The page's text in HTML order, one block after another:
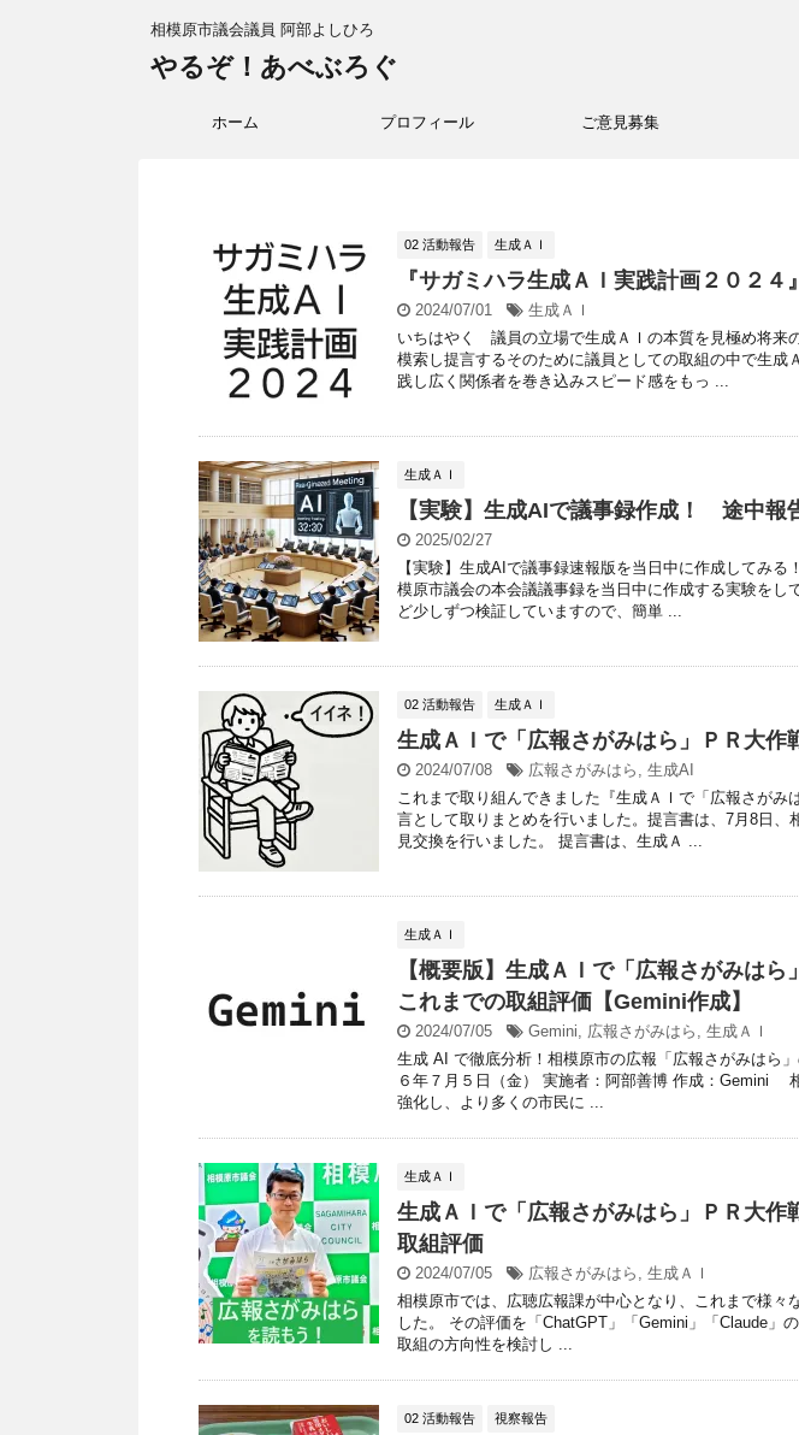
相模原市議会議員 阿部よしひろ
やるぞ！あべぶろぐ
ホーム プロフィール ご意見募集
02 活動報告 生成ＡＩ
『サガミハラ生成ＡＩ実践計画２０２４
2024/07/01
生成ＡＩ
いちはやく 議員の立場で生成ＡＩの本質を見極め将来
模索し提言するそのために議員としての取組の中で生成
践し広く関係者を巻き込みスピード感をもっ ...
生成ＡＩ
【実験】生成AIで議事録作成！ 途中報
2025/02/27
【実験】生成AIで議事録速報版を当日中に作成して
模原市議会の本会議議事録を当日中に作成する実験を
ど少しずつ検証していますので、簡単 ...
02 活動報告 生成ＡＩ
生成ＡＩで「広報さがみはら」ＰＲ大
2024/07/08 広報さがみはら , 生成AI
これまで取り組んできました『生成ＡＩで「広報さがみ
言として取りまとめを行いました。提言書は、7月8日、
見交換を行いました。 提言書は、生成Ａ ...
生成ＡＩ
【概要版】生成ＡＩで「広報さがみは
これまでの取組評価【Gemini作成】
2024/07/05 Gemini, 広報さがみはら , 生成ＡＩ
生成 AI で徹底分析！相模原市の広報「広報さがみはら
６年７月５日（金） 実施者：阿部善博 作成：Gemini
強化し、より多くの市民に ...
生成ＡＩ
生成ＡＩで「広報さがみはら」ＰＲ大
取組評価
2024/07/05 広報さがみはら , 生成ＡＩ
相模原市では、広聴広報課が中心となり、これまで様々
した。 その評価を「ChatGPT」「Gemini」「Claude」
取組の方向性を検討し ...
02 活動報告 視察報告